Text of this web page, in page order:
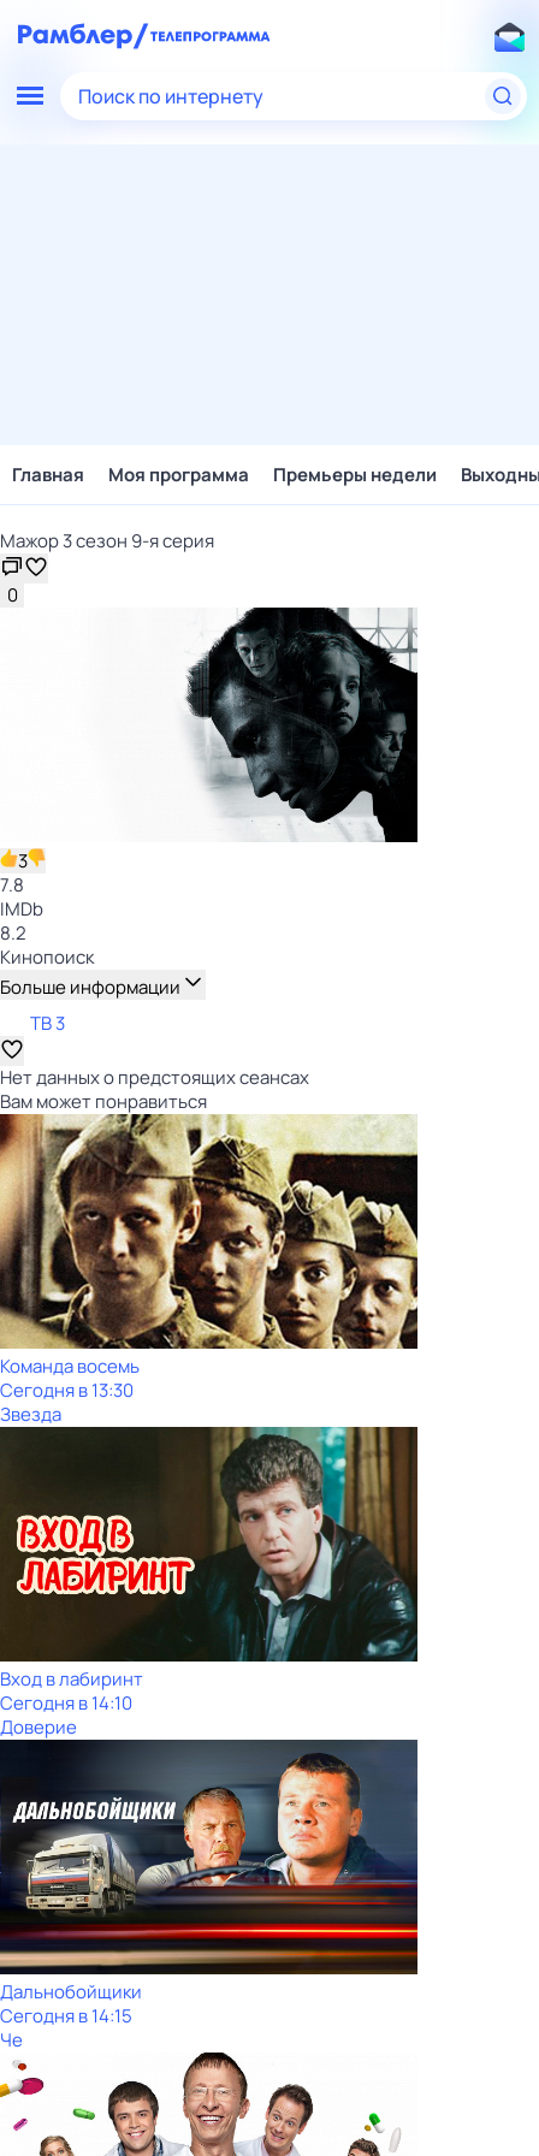
Поиск по интернету
Главная Моя программа Премьеры недели
Мажор 3 сезон 9-я серия
0
3
7.8
IMDb
8.2
Кинопоиск
Больше информации
ТВ 3
Нет данных о предстоящих сеансах
Вам может понравиться
Команда восемь
Сегодня в 13:30
Звезда
Вход в лабиринт
Сегодня в 14:10
Доверие
Дальнобойщики
Сегодня в 14:15
Че